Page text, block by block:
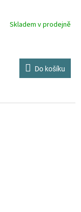
Skladem v prodejně
Do košíku